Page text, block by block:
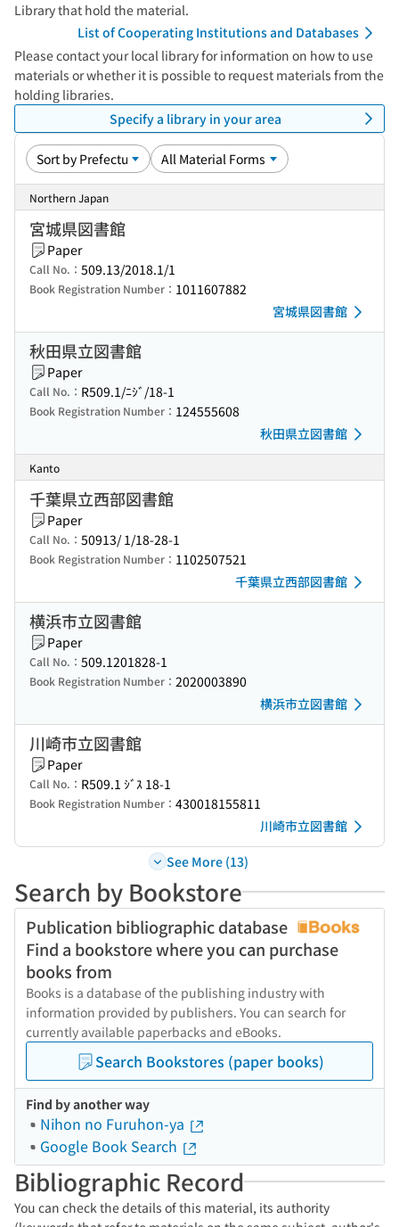
Library that hold the material.
List of Cooperating Institutions and Databases
Please contact your local library for information on how to use
materials or whether it is possible to request materials from the
holding libraries.
Specify a library in your area
Northern Japan
宮城県図書館
Paper
Call No.： 509.13/2018.1/1
Book Registration Number： 1011607882
宮城県図書館
秋田県立図書館
Paper
Call No.： R509.1/ﾆｼﾞ/18-1
Book Registration Number： 124555608
秋田県立図書館
Kanto
千葉県立西部図書館
Paper
Call No.： 50913/ 1/18-28-1
Book Registration Number： 1102507521
千葉県立西部図書館
横浜市立図書館
Paper
Call No.： 509.1201828-1
Book Registration Number： 2020003890
横浜市立図書館
川崎市立図書館
Paper
Call No.： R509.1 ｼﾞｽ 18-1
Book Registration Number： 430018155811
川崎市立図書館
See More (13)
Search by Bookstore
Publication bibliographic database
Find a bookstore where you can purchase
books from
Books is a database of the publishing industry with
information provided by publishers. You can search for
currently available paperbacks and eBooks.
Search Bookstores (paper books)
Find by another way
Nihon no Furuhon-ya
Google Book Search
Bibliographic Record
You can check the details of this material, its authority